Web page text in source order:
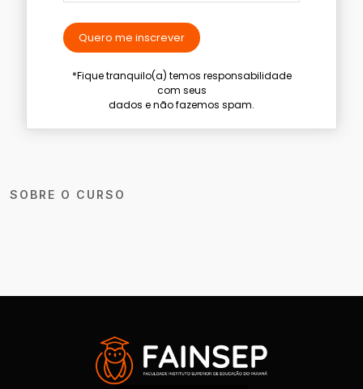
SOBRE O CURSO
Quero me inscrever
*Fique tranquilo(a) temos responsabilidade
com seus
dados e não fazemos spam.